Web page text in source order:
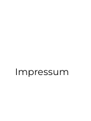
Impressum